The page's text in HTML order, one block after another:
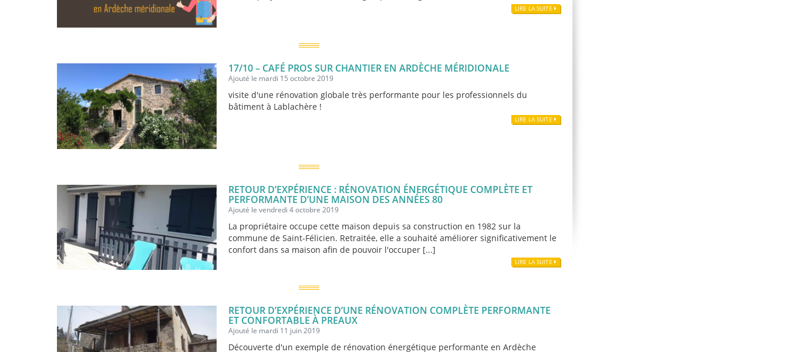
LIRE LA SUITE
17/10 – CAFÉ PROS SUR CHANTIER EN ARDÈCHE MÉRIDIONALE
Ajouté le mardi 15 octobre 2019
visite d'une rénovation globale très performante pour les professionnels du
bâtiment à Lablachère !
LIRE LA SUITE
RETOUR D’EXPÉRIENCE : RÉNOVATION ÉNERGÉTIQUE COMPLÈTE ET
PERFORMANTE D’UNE MAISON DES ANNÉES 80
Ajouté le vendredi 4 octobre 2019
La propriétaire occupe cette maison depuis sa construction en 1982 sur la
commune de Saint-Félicien. Retraitée, elle a souhaité améliorer significativement le
confort dans sa maison afin de pouvoir l'occuper [...]
LIRE LA SUITE
RETOUR D’EXPÉRIENCE D’UNE RÉNOVATION COMPLÈTE PERFORMANTE
ET CONFORTABLE À PREAUX
Ajouté le mardi 11 juin 2019
Découverte d'un exemple de rénovation énergétique performante en Ardèche